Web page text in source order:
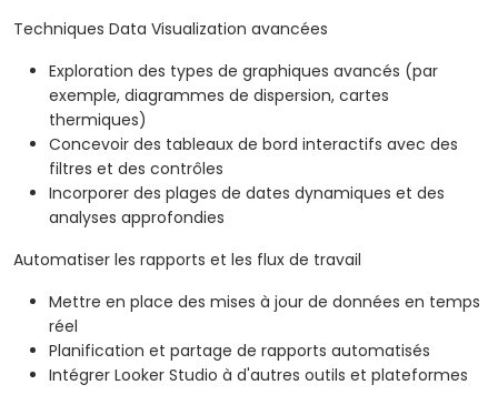
Techniques Data Visualization avancées
Exploration des types de graphiques avancés (par
exemple, diagrammes de dispersion, cartes
thermiques)
Concevoir des tableaux de bord interactifs avec des
filtres et des contrôles
Incorporer des plages de dates dynamiques et des
analyses approfondies
Automatiser les rapports et les flux de travail
Mettre en place des mises à jour de données en temps
réel
Planification et partage de rapports automatisés
Intégrer Looker Studio à d'autres outils et plateformes